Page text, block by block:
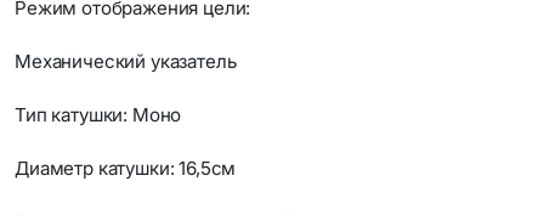
Режим отображения цели:
Механический указатель
Тип катушки: Моно
Диаметр катушки: 16,5см